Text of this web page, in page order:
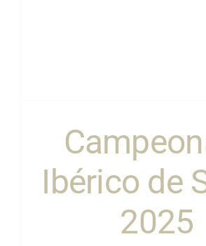
Ibérico de
2025